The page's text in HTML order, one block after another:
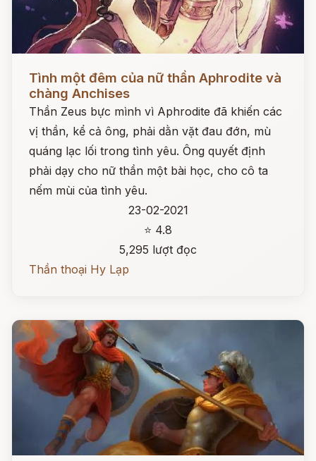
Tình một đêm của nữ thần Aphrodite và
chàng Anchises
Thần Zeus bực mình vì Aphrodite đã khiến các
vị thần, kể cả ông, phải dằn vặt đau đớn, mù
quáng lạc lối trong tình yêu. Ông quyết định
phải dạy cho nữ thần một bài học, cho cô ta
nếm mùi của tình yêu.
23-02-2021
⭐ 4.8
5,295 lượt đọc
Thần thoại Hy Lạp